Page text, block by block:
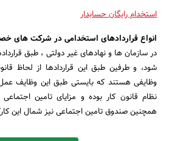
استخدام رایگان حسابدار
انواع قراردادهای استخدامی در شرکت های
در سازمان ها و نهادهای غیر دولتی ، طبق
شود، و طرفین طبق این قراردادها از لحاظ
وظایفی هستند که بایستی طبق این وظایف عمل
نظام قانون کار بوده و مزایای تامین
همچنین صندوق تامین اجتماعی نیز شمال این